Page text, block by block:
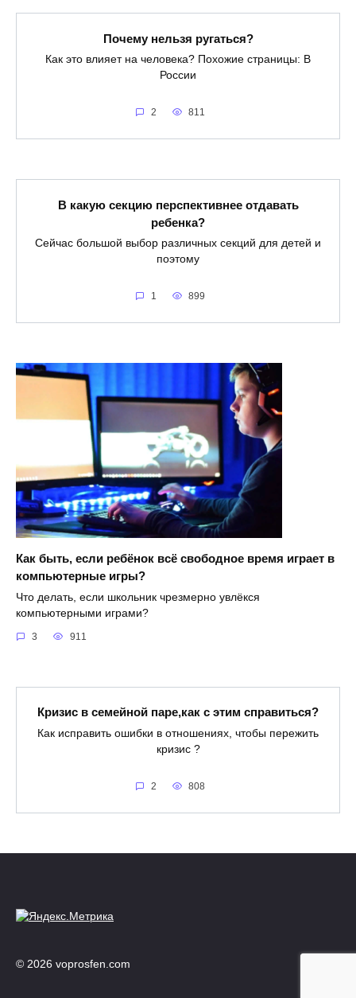
Почему нельзя ругаться?
Как это влияет на человека? Похожие страницы: В
России
2 811
В какую секцию перспективнее отдавать
ребенка?
Сейчас большой выбор различных секций для детей и
поэтому
1 899
Как быть, если ребёнок всё свободное время играет в
компьютерные игры?
Что делать, если школьник чрезмерно увлёкся
компьютерными играми?
3 911
Кризис в семейной паре,как с этим справиться?
Как исправить ошибки в отношениях, чтобы пережить
кризис ?
2 808
© 2026 voprosfen.com